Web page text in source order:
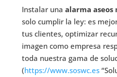
Instalar una alarma aseos
solo cumplir la ley: es
tus clientes, optimizar
imagen como empresa
toda nuestra gama de
(https://www.soswc.es